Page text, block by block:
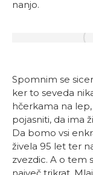
nanjo.
Spomnim se
ker to seveda
hčerkama na
pojasniti, da ima
Da bomo vsi
živela 95 let ter
zvezdic. A o tem